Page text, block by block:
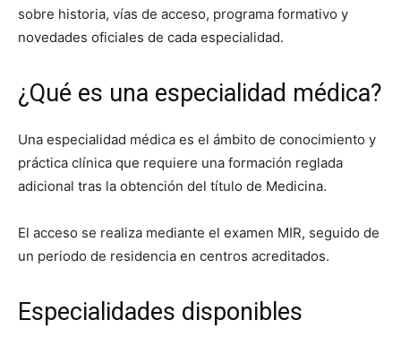
sobre historia, vías de acceso, programa formativo y
novedades oficiales de cada especialidad.
¿Qué es una especialidad médica?
Una especialidad médica es el ámbito de conocimiento y
práctica clínica que requiere una formación reglada
adicional tras la obtención del título de Medicina.
El acceso se realiza mediante el examen MIR, seguido de
un periodo de residencia en centros acreditados.
Especialidades disponibles